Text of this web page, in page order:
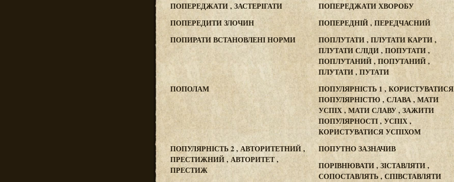
ПОПЕРЕДЖАТИ , ЗАСТЕРІГАТИ
ПОПЕРЕДЖАТИ ХВОРОБУ
ПОПЕРЕДИТИ ЗЛОЧИН
ПОПЕРЕДНІЙ , ПЕРЕДЧАСНИЙ
ПОПИРАТИ ВСТАНОВЛЕНІ НОРМИ
ПОПЛУТАТИ , ПЛУТАТИ КАРТИ ,
ПЛУТАТИ СЛІДИ , ПОПУТАТИ ,
ПОПЛУТАНИЙ , ПОПУТАНИЙ ,
ПЛУТАТИ , ПУТАТИ
ПОПОЛАМ
ПОПУЛЯРНІСТЬ 1 , КОРИСТУВАТИСЯ
ПОПУЛЯРНІСТЮ , СЛАВА , МАТИ
УСПІХ , МАТИ СЛАВУ , ЗАЖИТИ
ПОПУЛЯРНОСТІ , УСПІХ ,
КОРИСТУВАТИСЯ УСПІХОМ
ПОПУЛЯРНІСТЬ 2 , АВТОРИТЕТНИЙ ,
ПРЕСТИЖНИЙ , АВТОРИТЕТ ,
ПРЕСТИЖ
ПОПУТНО ЗАЗНАЧИВ
ПОРІВНЮВАТИ , ЗІСТАВЛЯТИ ,
СОПОСТАВЛЯТЬ , СПІВСТАВЛЯТИ